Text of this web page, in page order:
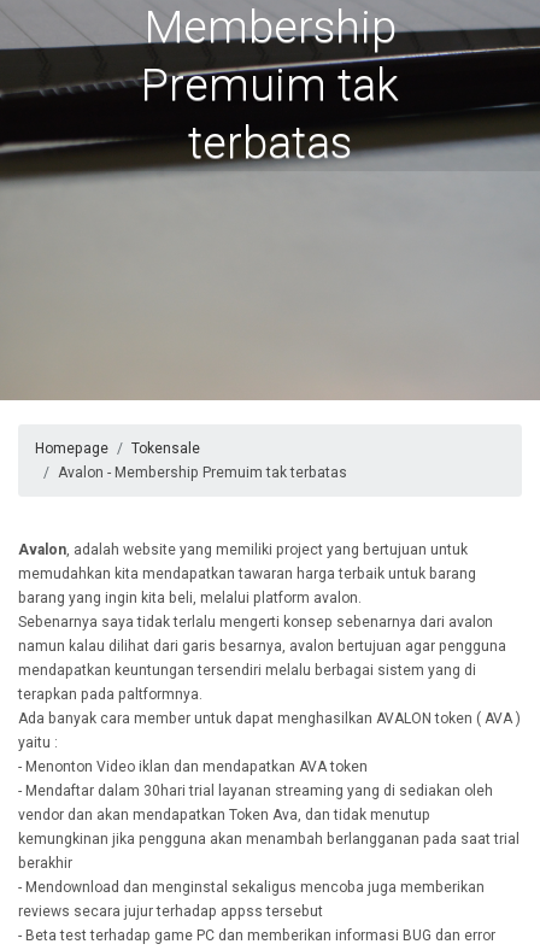
Membership
Premuim tak
terbatas
Homepage
Tokensale
Avalon - Membership Premuim tak terbatas
Avalon, adalah website yang memiliki project yang bertujuan untuk
memudahkan kita mendapatkan tawaran harga terbaik untuk barang
barang yang ingin kita beli, melalui platform avalon.
Sebenarnya saya tidak terlalu mengerti konsep sebenarnya dari avalon
namun kalau dilihat dari garis besarnya, avalon bertujuan agar pengguna
mendapatkan keuntungan tersendiri melalu berbagai sistem yang di
terapkan pada paltformnya.
Ada banyak cara member untuk dapat menghasilkan AVALON token ( AVA )
yaitu :
- Menonton Video iklan dan mendapatkan AVA token
- Mendaftar dalam 30hari trial layanan streaming yang di sediakan oleh
vendor dan akan mendapatkan Token Ava, dan tidak menutup
kemungkinan jika pengguna akan menambah berlangganan pada saat trial
berakhir
- Mendownload dan menginstal sekaligus mencoba juga memberikan
reviews secara jujur terhadap appss tersebut
- Beta test terhadap game PC dan memberikan informasi BUG dan error